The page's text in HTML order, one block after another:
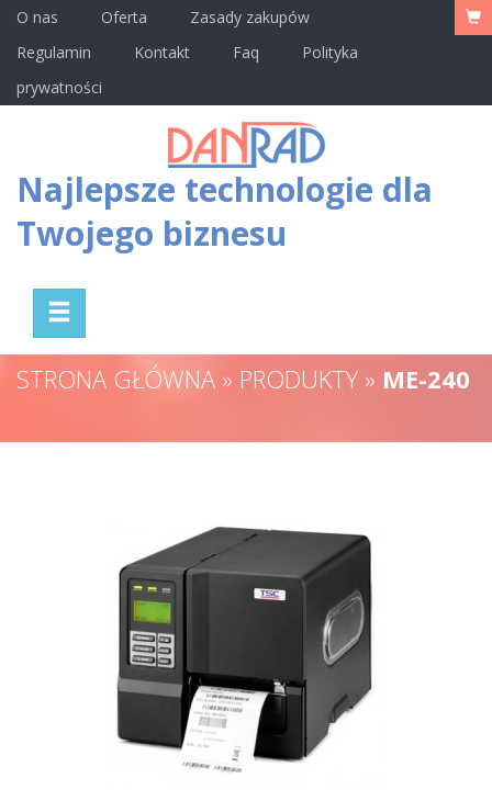
O nas Oferta
Zasady zakupów
Regulamin
Kontakt Faq
Polityka
prywatności
Najlepsze technologie dla
Twojego biznesu
STRONA GŁÓWNA » PRODUKTY » ME-240